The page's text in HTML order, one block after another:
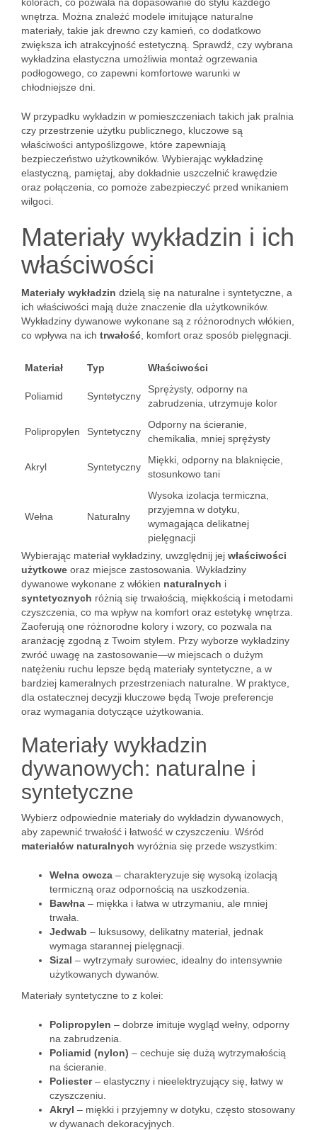
wnętrza. Można znaleźć modele imitujące naturalne
materiały, takie jak drewno czy kamień, co dodatkowo
zwiększa ich atrakcyjność estetyczną. Sprawdź, czy wybrana
wykładzina elastyczna umożliwia montaż ogrzewania
podłogowego, co zapewni komfortowe warunki w
chłodniejsze dni.
W przypadku wykładzin w pomieszczeniach takich jak pralnia
czy przestrzenie użytku publicznego, kluczowe są
właściwości antypoślizgowe, które zapewniają
bezpieczeństwo użytkowników. Wybierając wykładzinę
elastyczną, pamiętaj, aby dokładnie uszczelnić krawędzie
oraz połączenia, co pomoże zabezpieczyć przed wnikaniem
wilgoci.
Materiały wykładzin i ich
właściwości
Materiały wykładzin dzielą się na naturalne i syntetyczne, a
ich właściwości mają duże znaczenie dla użytkowników.
Wykładziny dywanowe wykonane są z różnorodnych włókien,
co wpływa na ich trwałość , komfort oraz sposób pielęgnacji.
Materiał Typ Właściwości
Poliamid Syntetyczny
Sprężysty, odporny na
zabrudzenia, utrzymuje kolor
Polipropylen Syntetyczny
Odporny na ścieranie,
chemikalia, mniej sprężysty
Akryl Syntetyczny
Miękki, odporny na blaknięcie,
stosunkowo tani
Wełna Naturalny
Wysoka izolacja termiczna,
przyjemna w dotyku,
wymagająca delikatnej
pielęgnacji
Wybierając materiał wykładziny, uwzględnij jej właściwości
użytkowe oraz miejsce zastosowania. Wykładziny
dywanowe wykonane z włókien naturalnych i
syntetycznych różnią się trwałością, miękkością i metodami
czyszczenia, co ma wpływ na komfort oraz estetykę wnętrza.
Zaoferują one różnorodne kolory i wzory, co pozwala na
aranżację zgodną z Twoim stylem. Przy wyborze wykładziny
zwróć uwagę na zastosowanie—w miejscach o dużym
natężeniu ruchu lepsze będą materiały syntetyczne, a w
bardziej kameralnych przestrzeniach naturalne. W praktyce,
dla ostatecznej decyzji kluczowe będą Twoje preferencje
oraz wymagania dotyczące użytkowania.
Materiały wykładzin
dywanowych: naturalne i
syntetyczne
Wybierz odpowiednie materiały do wykładzin dywanowych,
aby zapewnić trwałość i łatwość w czyszczeniu. Wśród
materiałów naturalnych wyróżnia się przede wszystkim:
Wełna owcza – charakteryzuje się wysoką izolacją
termiczną oraz odpornością na uszkodzenia.
Bawłna – miękka i łatwa w utrzymaniu, ale mniej
trwała.
Jedwab – luksusowy, delikatny materiał, jednak
wymaga starannej pielęgnacji.
Sizal – wytrzymały surowiec, idealny do intensywnie
użytkowanych dywanów.
Materiały syntetyczne to z kolei:
Polipropylen – dobrze imituje wygląd wełny, odporny
na zabrudzenia.
Poliamid (nylon) – cechuje się dużą wytrzymałością
na ścieranie.
Poliester– elastyczny i nieelektryzujący się, łatwy w
czyszczeniu.
Akryl – miękki i przyjemny w dotyku, często stosowany
w dywanach dekoracyjnych.